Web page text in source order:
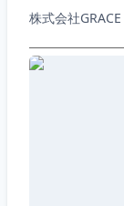
株式会社GRACE